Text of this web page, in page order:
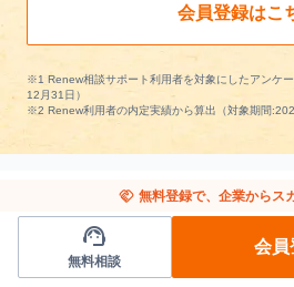
会員登録はこ
※1 Renew相談サポート利用者を対象にしたアンケ
12月31日）
※2 Renew利用者の内定実績から算出（対象期間
交通/インフラの長期インタ
handshake 無料登録で、企業からス
support_agent
無料相談
会員